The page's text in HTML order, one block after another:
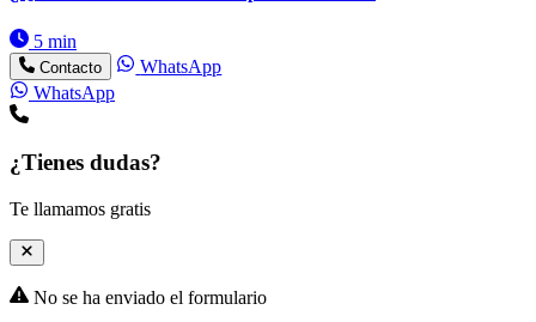
5 min
Contacto
WhatsApp
WhatsApp
¿Tienes dudas?
Te llamamos gratis
No se ha enviado el formulario